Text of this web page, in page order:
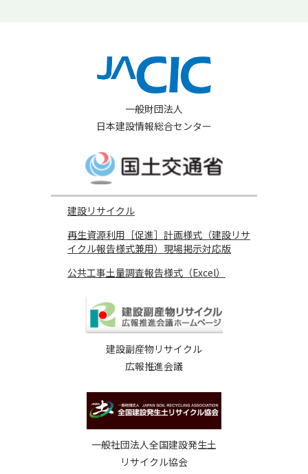
一般財団法人
日本建設情報総合センター
建設リサイクル
再生資源利用［促進］計画様式（建設リサ
イクル報告様式兼用）現場掲示対応版
公共工事土量調査報告様式（Excel）
建設副産物リサイクル
広報推進会議
一般社団法人全国建設発生土
リサイクル協会